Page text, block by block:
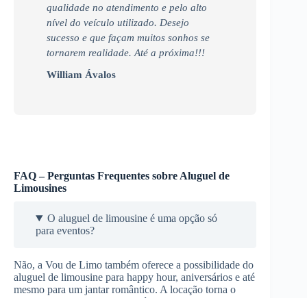
qualidade no atendimento e pelo alto
nível do veículo utilizado. Desejo
sucesso e que façam muitos sonhos se
tornarem realidade. Até a próxima!!!
William Ávalos
FAQ – Perguntas Frequentes sobre Aluguel de
Limousines
O aluguel de limousine é uma opção só
para eventos?
Não, a Vou de Limo também oferece a possibilidade do
aluguel de limousine para happy hour, aniversários e até
mesmo para um jantar romântico. A locação torna o